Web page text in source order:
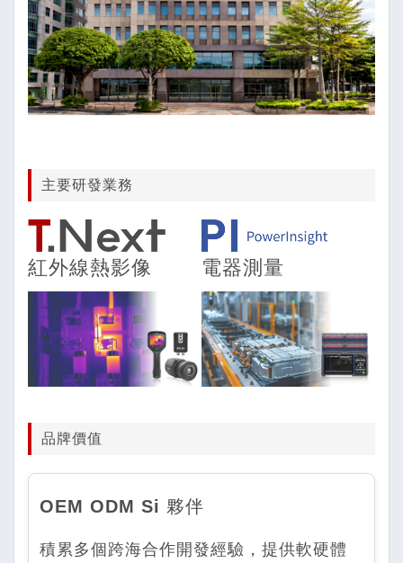
主要研發業務
紅外線熱影像 電器測量
品牌價值
OEM ODM Si 夥伴
積累多個跨海合作開發經驗，提供軟硬體